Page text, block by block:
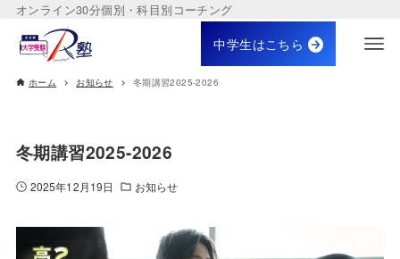
オンライン30分個別・科目別コーチング
中学生はこちら
ホーム お知らせ 冬期講習2025-2026
冬期講習2025-2026
2025年12月19日 お知らせ